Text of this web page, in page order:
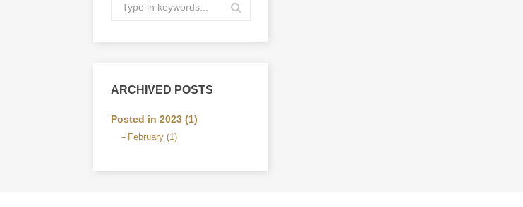
ARCHIVED POSTS
Posted in 2023 (1)
February (1)